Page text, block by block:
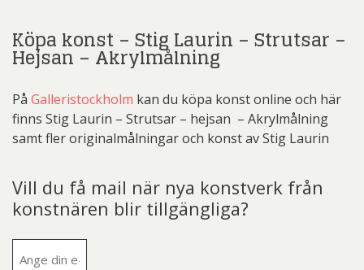
Köpa konst – Stig Laurin – Strutsar –
Hejsan – Akrylmålning
På Galleristockholm kan du köpa konst online och här
finns Stig Laurin – Strutsar – hejsan – Akrylmålning
samt fler originalmålningar och konst av Stig Laurin
Vill du få mail när nya konstverk från
konstnären blir tillgängliga?